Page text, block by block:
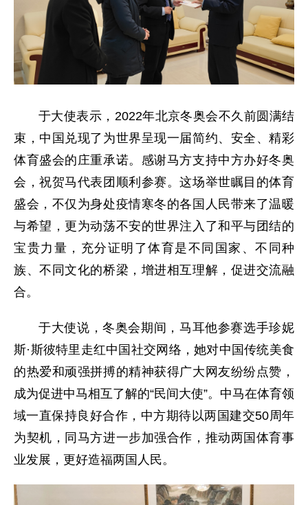
于大使表示，2022年北京冬奥会不久前圆满结
束，中国兑现了为世界呈现一届简约、安全、精彩
体育盛会的庄重承诺。感谢马方支持中方办好冬奥
会，祝贺马代表团顺利参赛。这场举世瞩目的体育
盛会，不仅为身处疫情寒冬的各国人民带来了温暖
与希望，更为动荡不安的世界注入了和平与团结的
宝贵力量，充分证明了体育是不同国家、不同种
族、不同文化的桥梁，增进相互理解，促进交流融
合。
于大使说，冬奥会期间，马耳他参赛选手珍妮
斯·斯彼特里走红中国社交网络，她对中国传统美食
的热爱和顽强拼搏的精神获得广大网友纷纷点赞，
成为促进中马相互了解的“民间大使”。中马在体育领
域一直保持良好合作，中方期待以两国建交50周年
为契机，同马方进一步加强合作，推动两国体育事
业发展，更好造福两国人民。